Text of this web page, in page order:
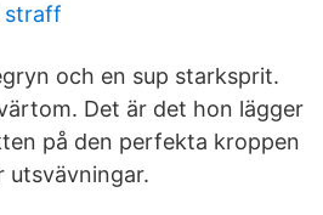
straff
och en sup starksprit.
Det är det hon lägger
på den perfekta kroppen
utsvävningar.